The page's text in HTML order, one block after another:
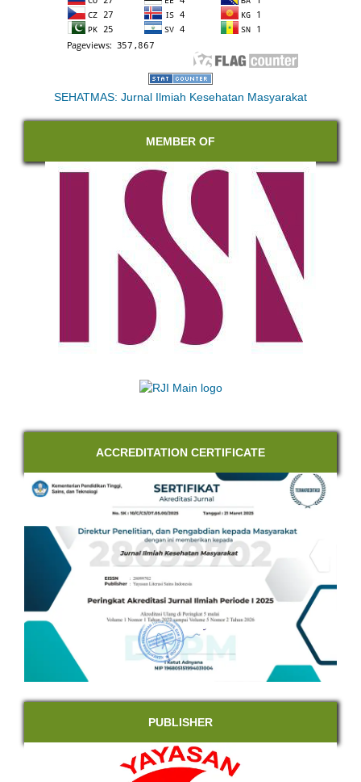
SEHATMAS: Jurnal Ilmiah Kesehatan Masyarakat
MEMBER OF
ACCREDITATION CERTIFICATE
PUBLISHER